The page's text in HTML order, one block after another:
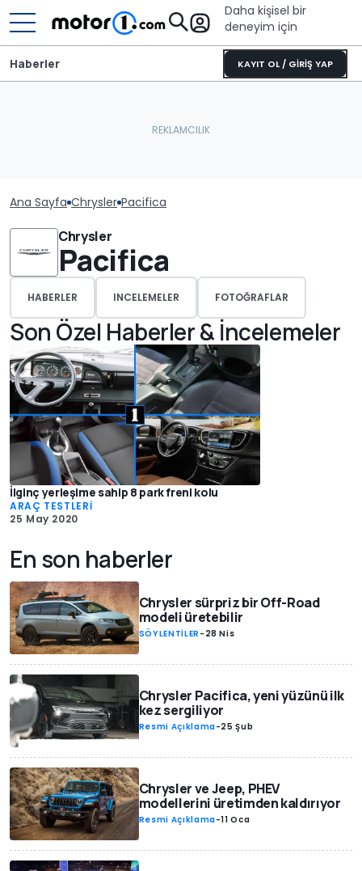
Daha kişisel bir
deneyim için
KAYIT OL / GİRİŞ YAP
Haberler
Ana Sayfa Chrysler Pacifica
Chrysler
Pacifica
HABERLER INCELEMELER FOTOĞRAFLAR
Son Özel Haberler & İncelemeler
İlginç yerleşime sahip 8 park freni kolu
ARAÇ TESTLERİ
25 May 2020
En son haberler
Chrysler sürpriz bir Off-Road
modeli üretebilir
SÖYLENTİLER - 28 Nis
Chrysler Pacifica, yeni yüzünü ilk
kez sergiliyor
Resmi Açıklama-25 Şub
Chrysler ve Jeep, PHEV
modellerini üretimden kaldırıyor
Resmi Açıklama-11 Oca